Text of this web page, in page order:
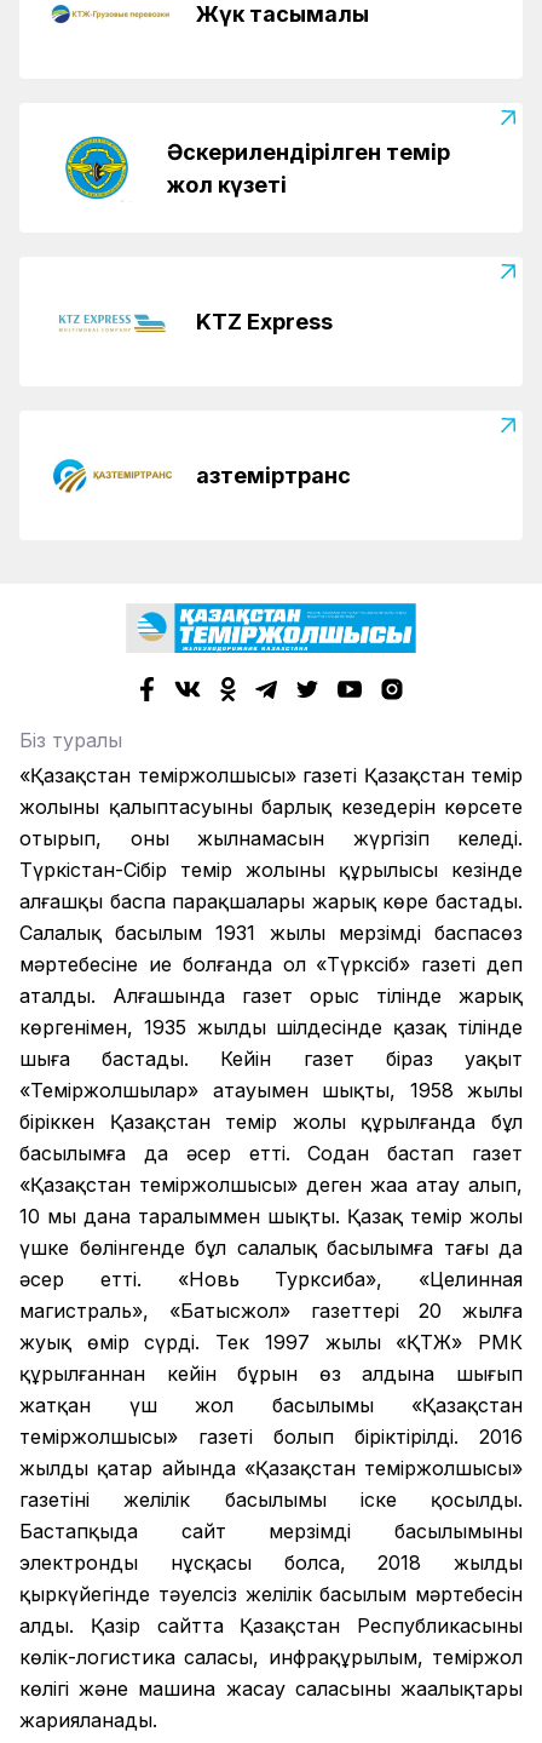
Жүк тасымалы
Әскерилендірілген темір
жол күзеті
KTZ Express
Қазтеміртранс
Біз туралы
«Қазақстан теміржолшысы» газеті Қазақстан темір
жолының қалыптасуының барлық кезеңдерін көрсете
отырып, оның жылнамасын жүргізіп келеді.
Түркістан-Сібір темір жолының құрылысы кезінде
алғашқы баспа парақшалары жарық көре бастады.
Салалық басылым 1931 жылы мерзімді баспасөз
мәртебесіне ие болғанда ол «Түрксіб» газеті деп
аталды. Алғашында газет орыс тілінде жарық
көргенімен, 1935 жылдың шілдесінде қазақ тілінде
шыға бастады. Кейін газет біраз уақыт
«Теміржолшылар» атауымен шықты, 1958 жылы
біріккен Қазақстан темір жолы құрылғанда бұл
басылымға да әсер етті. Содан бастап газет
«Қазақстан теміржолшысы» деген жаңа атау алып,
10 мың дана таралыммен шықты. Қазақ темір жолы
үшке бөлінгенде бұл салалық басылымға тағы да
әсер етті. «Новь Турксиба», «Целинная
магистраль», «Батысжол» газеттері 20 жылға
жуық өмір сүрді. Тек 1997 жылы «ҚТЖ» РМК
құрылғаннан кейін бұрын өз алдына шығып
жатқан үш жол басылымы «Қазақстан
теміржолшысы» газеті болып біріктірілді. 2016
жылдың қаңтар айында «Қазақстан теміржолшысы»
газетінің желілік басылымы іске қосылды.
Бастапқыда сайт мерзімді басылымының
электронды нұсқасы болса, 2018 жылдың
қыркүйегінде тәуелсіз желілік басылым мәртебесін
алды. Қазір сайтта Қазақстан Республикасының
көлік-логистика саласы, инфрақұрылым, теміржол
көлігі және машина жасау саласының жаңалықтары
жарияланады.